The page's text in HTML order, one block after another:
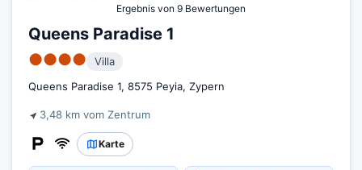
Ergebnis von 9 Bewertungen
Queens Paradise 1
●●●●
Villa
Queens Paradise 1, 8575 Peyia, Zypern
3,48 km vom Zentrum
Karte